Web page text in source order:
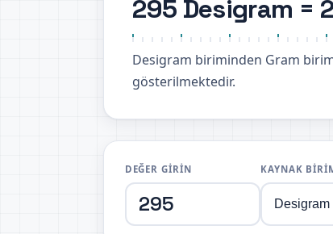
295 Desigram =
Desigram biriminden Gram
gösterilmektedir.
DEĞER GIRIN KAYNAK